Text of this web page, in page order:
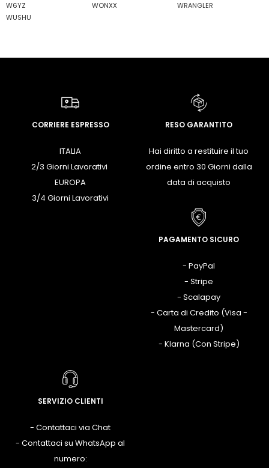
W6YZ
WONXX
WRANGLER
WUSHU
CORRIERE ESPRESSO
ITALIA
2/3 Giorni Lavorativi
EUROPA
3/4 Giorni Lavorativi
RESO GARANTITO
Hai diritto a restituire il tuo
ordine entro 30 Giorni dalla
data di acquisto
PAGAMENTO SICURO
- PayPal
- Stripe
- Scalapay
- Carta di Credito (Visa -
Mastercard)
- Klarna (Con Stripe)
SERVIZIO CLIENTI
- Contattaci via Chat
- Contattaci su WhatsApp al
numero: